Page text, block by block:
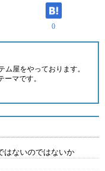
0
ム屋をやっております。
ーマです。
はないのではないか